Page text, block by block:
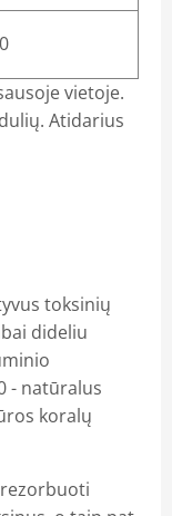
vietoje.
Atidarius
toksinių
dideliu
- natūralus
koralų